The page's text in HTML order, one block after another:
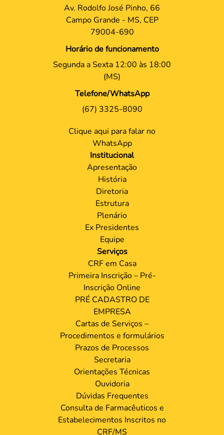
Av. Rodolfo José Pinho, 66
Campo Grande - MS, CEP
79004-690
Horário de funcionamento
Segunda a Sexta 12:00 às 18:00
(MS)
Telefone/WhatsApp
(67) 3325-8090
Clique aqui para falar no
WhatsApp
Institucional
Apresentação
História
Diretoria
Estrutura
Plenário
Ex Presidentes
Equipe
Serviços
CRF em Casa
Primeira Inscrição – Pré-
Inscrição Online
PRÉ CADASTRO DE
EMPRESA
Cartas de Serviços –
Procedimentos e formulários
Prazos de Processos
Secretaria
Orientações Técnicas
Ouvidoria
Dúvidas Frequentes
Consulta de Farmacêuticos e
Estabelecimentos Inscritos no
CRF/MS